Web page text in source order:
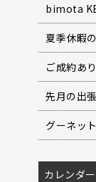
bimota
夏季休暇
ご成約あ
先月の出
グーネッ
カレンダー